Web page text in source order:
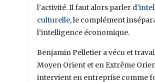
l’activité. Il faut alors parler d’
culturelle, le complément
l’intelligence économique.
Benjamin Pelletier a vécu et
Moyen Orient et en Extrême
intervient en entreprise comme